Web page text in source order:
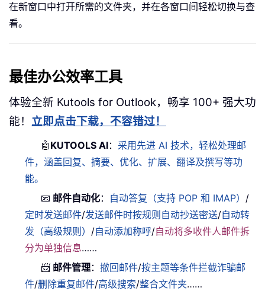
在新窗口中打开所需的文件夹，并在各窗口间轻松切换与查
看。
最佳办公效率工具
体验全新 Kutools for Outlook，畅享 100+ 强大功
能！ 立即点击下载，不容错过！
🤖 KUTOOLS AI： 采用先进 AI 技术，轻松处理邮
件，涵盖回复、摘要、优化、扩展、翻译及撰写等功
能。
📧 邮件自动化： 自动答复（支持 POP 和 IMAP） /
定时发送邮件/发送邮件时按规则自动抄送密送/自动转
发（高级规则） /自动添加称呼/自动将多收件人邮件拆
分为单独信息……
📨 邮件管理：撤回邮件/按主题等条件拦截诈骗邮
件/删除重复邮件/高级搜索/整合文件夹……